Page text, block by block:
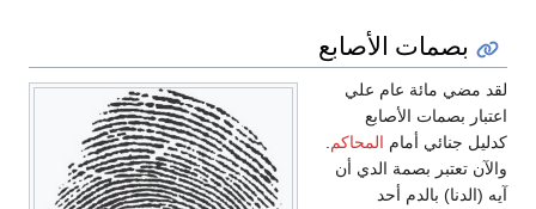
بصمات الأصابع
لقد مضي مائة عام علي
اعتبار بصمات الأصابع
كدليل جنائي أمام المحاكم
والآن تعتبر بصمة الدي أن
آيه (الدنا) بالدم أحد